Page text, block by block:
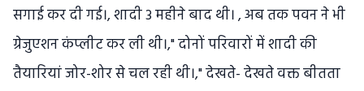
सगाई कर दी गई।, शादी 3 महीने बाद थी। , अब तक पवन ने भी
ग्रेजुएशन कंप्लीट कर ली थी।," दोनों परिवारों में शादी की
तैयारियां जोर-शोर से चल रही थी।," देखते- देखते वक्त बीतता